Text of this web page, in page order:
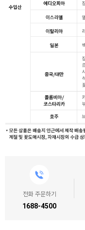
전화 주문하기
1688-4500